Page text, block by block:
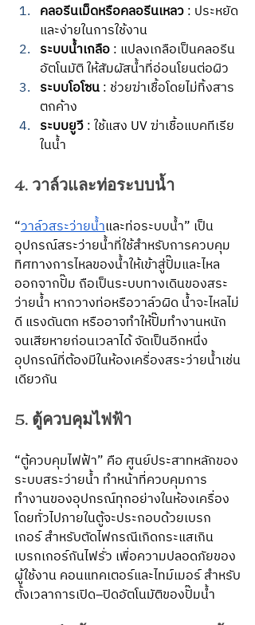
คลอรีนเม็ดหรือคลอรีนเหลว : ประหยัด
และง่ายในการใช้งาน
ระบบน้ำเกลือ : แปลงเกลือเป็นคลอรีน
อัตโนมัติ ให้สัมผัสน้ำที่อ่อนโยนต่อผิว
ระบบโอโซน : ช่วยฆ่าเชื้อโดยไม่ทิ้งสาร
ตกค้าง
ระบบยูวี : ใช้แสง UV ฆ่าเชื้อแบคทีเรีย
ในน้ำ
4. วาล์วและท่อระบบน้ำ
“วาล์วสระว่ายน้ำและท่อระบบน้ำ” เป็น
อุปกรณ์สระว่ายน้ำที่ใช้สำหรับการควบคุม
ทิศทางการไหลของน้ำให้เข้าสู่ปั๊มและไหล
ออกจากปั๊ม ถือเป็นระบบทางเดินของสระ
ว่ายน้ำ หากวางท่อหรือวาล์วผิด น้ำจะไหลไม่
ดี แรงดันตก หรืออาจทำให้ปั๊มทำงานหนัก
จนเสียหายก่อนเวลาได้ จัดเป็นอีกหนึ่ง
อุปกรณ์ที่ต้องมีในห้องเครื่องสระว่ายน้ำเช่น
เดียวกัน
5. ตู้ควบคุมไฟฟ้า
“ตู้ควบคุมไฟฟ้า” คือ ศูนย์ประสาทหลักของ
ระบบสระว่ายน้ำ ทำหน้าที่ควบคุมการ
ทำงานของอุปกรณ์ทุกอย่างในห้องเครื่อง
โดยทั่วไปภายในตู้จะประกอบด้วยเบรก
เกอร์ สำหรับตัดไฟกรณีเกิดกระแสเกิน
เบรกเกอร์กันไฟรั่ว เพื่อความปลอดภัยของ
ผู้ใช้งาน คอนแทคเตอร์และไทม์เมอร์ สำหรับ
ตั้งเวลาการเปิด–ปิดอัตโนมัติของปั๊มน้ำ